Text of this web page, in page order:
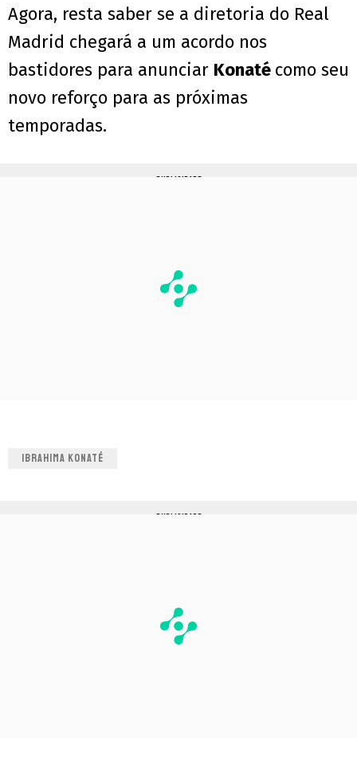
Agora, resta saber se a diretoria do Real
Madrid chegará a um acordo nos
bastidores para anunciar Konaté como seu
novo reforço para as próximas
temporadas.
PUBLICIDADE
IBRAHIMA KONATÉ
PUBLICIDADE